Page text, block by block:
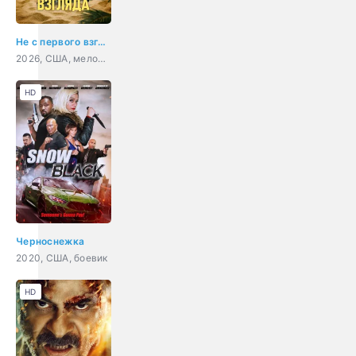
Не с первого взгляда
2026, США, мелодрама, комедия
Черноснежка
2020, США, боевик
HD
HD